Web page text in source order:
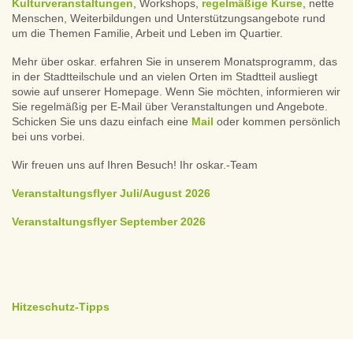
Kulturveranstaltungen , Workshops, regelmäßige Kurse , nette
Menschen, Weiterbildungen und Unterstützungsangebote rund
um die Themen Familie, Arbeit und Leben im Quartier.
Mehr über oskar. erfahren Sie in unserem Monatsprogramm, das
in der Stadtteilschule und an vielen Orten im Stadtteil ausliegt
sowie auf unserer Homepage. Wenn Sie möchten, informieren wir
Sie regelmäßig per E-Mail über Veranstaltungen und Angebote.
Schicken Sie uns dazu einfach eine Mail oder kommen persönlich
bei uns vorbei.
Wir freuen uns auf Ihren Besuch! Ihr oskar.-Team
Veranstaltungsflyer Juli/August 2026
Veranstaltungsflyer September 2026
Hitzeschutz-Tipps